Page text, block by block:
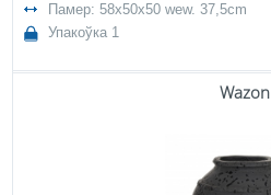
Памер: 58x50x50 wew. 37,5cm
Упакоўка 1
Wazon